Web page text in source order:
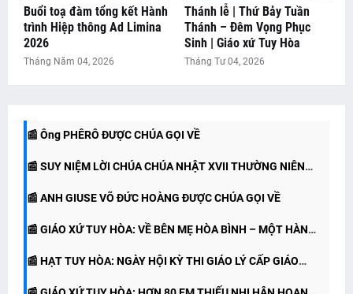
Buổi toạ đàm tổng kết Hành
trình Hiệp thông Ad Limina
2026
Tháng Năm 04, 2026
Thánh lễ | Thứ Bảy Tuần
Thánh – Đêm Vọng Phục
Sinh | Giáo xứ Tuy Hòa
Tháng Tư 04, 2026
📰 THÔNG BÁO CHÚA NHẬT XVIII THƯỜNG NIÊN NĂM A
📰 SUY NIỆM LỜI CHÚA CHÚA NHẬT XVIII THƯỜNG NIÊN
(26/07/2026)
📰 Ông PHÊRÔ ĐƯỢC CHÚA GỌI VỀ
📰 SUY NIỆM LỜI CHÚA CHÚA NHẬT XVII THƯỜNG NIÊN
NĂM A (26.07.2026)
📰 ANH GIUSE VÕ ĐỨC HOÀNG ĐƯỢC CHÚA GỌI VỀ
📰 GIÁO XỨ TUY HÒA: VỀ BÊN MẸ HÒA BÌNH – MỘT HÀNH
TRÌNH TẠ ƠN
📰 HẠT TUY HÒA: NGÀY HỘI KỲ THI GIÁO LÝ CẤP GIÁO
HẠT
📰 GIÁO XỨ TUY HÒA: HƠN 80 EM THIẾU NHI HÂN HOAN